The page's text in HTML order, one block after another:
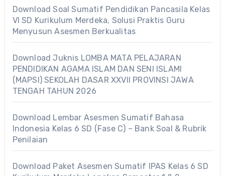
Download Soal Sumatif Pendidikan Pancasila Kelas
VI SD Kurikulum Merdeka, Solusi Praktis Guru
Menyusun Asesmen Berkualitas
Download Juknis LOMBA MATA PELAJARAN
PENDIDIKAN AGAMA ISLAM DAN SENI ISLAMI
(MAPSI) SEKOLAH DASAR XXVII PROVINSI JAWA
TENGAH TAHUN 2026
Download Lembar Asesmen Sumatif Bahasa
Indonesia Kelas 6 SD (Fase C) – Bank Soal & Rubrik
Penilaian
Download Paket Asesmen Sumatif IPAS Kelas 6 SD